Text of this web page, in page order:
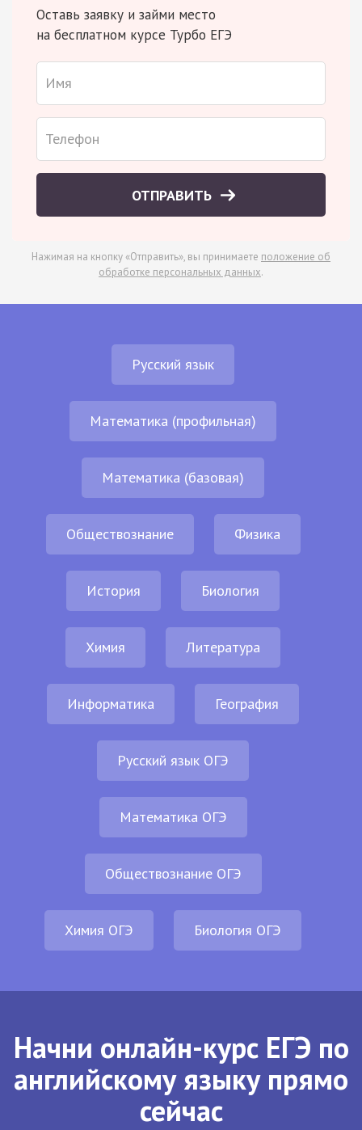
Оставь заявку и займи место
на бесплатном курсе Турбо ЕГЭ
ОТПРАВИТЬ
Нажимая на кнопку «Отправить», вы принимаете положение об
обработке персональных данных.
Русский язык
Математика (профильная)
Математика (базовая)
Обществознание Физика
История Биология
Химия Литература
Информатика География
Русский язык ОГЭ
Математика ОГЭ
Обществознание ОГЭ
Химия ОГЭ Биология ОГЭ
Начни онлайн-курс ЕГЭ по
английскому языку прямо
сейчас